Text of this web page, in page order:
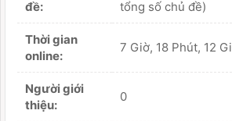
đề:
tổng số chủ đề)
Thời gian
online:
7 Giờ, 18 Phút, 12
Người giới
thiệu:
0